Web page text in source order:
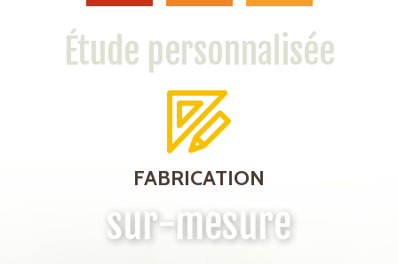
Étude personnalisée
FABRICATION
sur-mesure